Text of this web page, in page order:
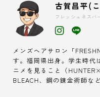
古賀昌平(
フレッシュネスバ
メンズヘアサロン「
す。福岡県出身。学生時代
ニメを見ること（
BLEACH、鋼の錬金術師など